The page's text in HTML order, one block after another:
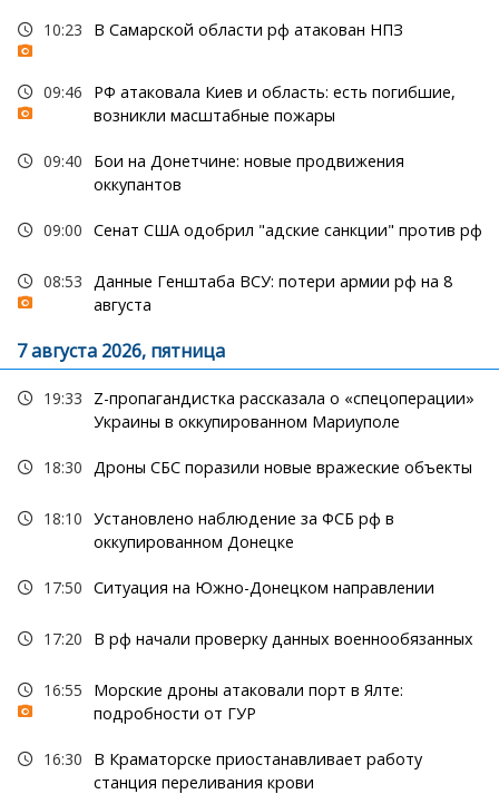
10:23 В Самарской области рф атакован НПЗ
09:46
РФ атаковала Киев и область: есть погибшие,
возникли масштабные пожары
09:40
Бои на Донетчине: новые продвижения
оккупантов
09:00 Сенат США одобрил "адские санкции" против рф
08:53
Данные Генштаба ВСУ: потери армии рф на 8
августа
7 августа 2026, пятница
19:33
Z-пропагандистка рассказала о «спецоперации»
Украины в оккупированном Мариуполе
18:30 Дроны СБС поразили новые вражеские объекты
18:10 Установлено наблюдение за ФСБ рф в
оккупированном Донецке
17:50 Ситуация на Южно-Донецком направлении
17:20 В рф начали проверку данных военнообязанных
16:55
Морские дроны атаковали порт в Ялте:
подробности от ГУР
16:30
В Краматорске приостанавливает работу
станция переливания крови